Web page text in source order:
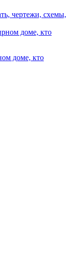
чертежи, схемы,
доме, кто